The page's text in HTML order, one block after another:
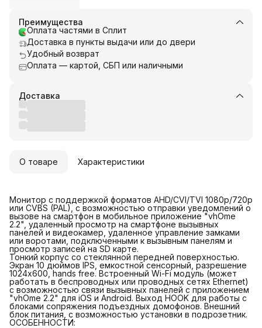
Преимущества
Оплата частями в Сплит
Доставка в пункты выдачи или до двери
Удобный возврат
Оплата — картой, СБП или наличными
Доставка
О товаре Характеристики
Монитор с поддержкой форматов AHD/CVI/TVI 1080р/720p
или CVBS (PAL), с возможностью отправки уведомлений о
вызове на смартфон в мобильное приложение "vhOme
2.2", удаленный просмотр на смартфоне вызывных
панелей и видеокамер, удаленное управление замками
или воротами, подключенными к вызывным панелям и
просмотр записей на SD карте.
Тонкий корпус со стеклянной передней поверхностью.
Экран 10 дюймов IPS, емкостной сенсорный, разрешение
1024x600, hands free. Встроенный Wi-Fi модуль (может
работать в беспроводных или проводных сетях Ethernet)
с возможностью связи вызывных панелей с приложением
"vhOme 2.2" для iOS и Android. Выход HOOK для работы с
блоками сопряжения подъездных домофонов. Внешний
блок питания, с возможностью установки в подрозетник.
ОСОБЕННОСТИ: